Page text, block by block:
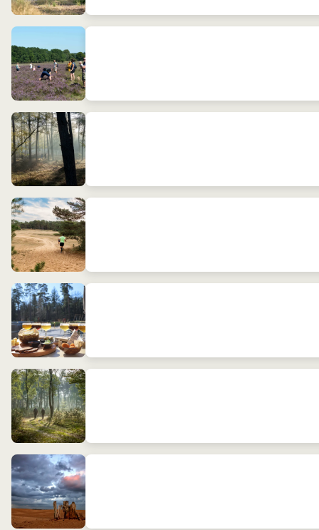
Hei is er voor jou
Hoge Veluwe Wandeldag
Hoge Veluwe Loop
Bos, bier en borrelplank
Wandelfit - vanaf Theehuis de Kemperberg
Workshop natuurfotografie met de digitale camera